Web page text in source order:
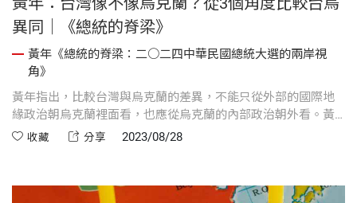
異同｜《總統的脊梁》
黃年《總統的脊梁：二○二四中華民國總統大選的兩岸視
角》
黃年指出，比較台灣與烏克蘭的差異，不能只從外部的國際地
緣政治朝烏克蘭裡面看，也應從烏克蘭的內部政治朝外看。黃
年從3個角度，比較台烏異同。
收藏 分享 2023/08/28